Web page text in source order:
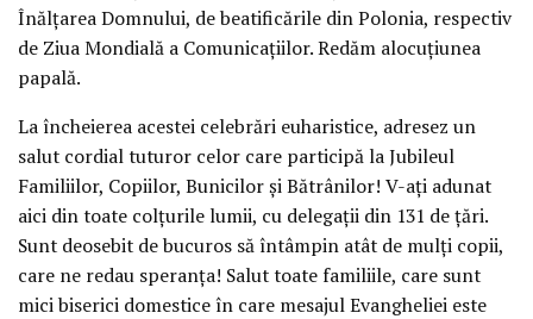
Înălțarea Domnului, de beatificările din Polonia, respectiv
de Ziua Mondială a Comunicațiilor. Redăm alocuțiunea
papală.
La încheierea acestei celebrări euharistice, adresez un
salut cordial tuturor celor care participă la Jubileul
Familiilor, Copiilor, Bunicilor și Bătrânilor! V-ați adunat
aici din toate colțurile lumii, cu delegații din 131 de țări.
Sunt deosebit de bucuros să întâmpin atât de mulți copii,
care ne redau speranța! Salut toate familiile, care sunt
mici biserici domestice în care mesajul Evangheliei este